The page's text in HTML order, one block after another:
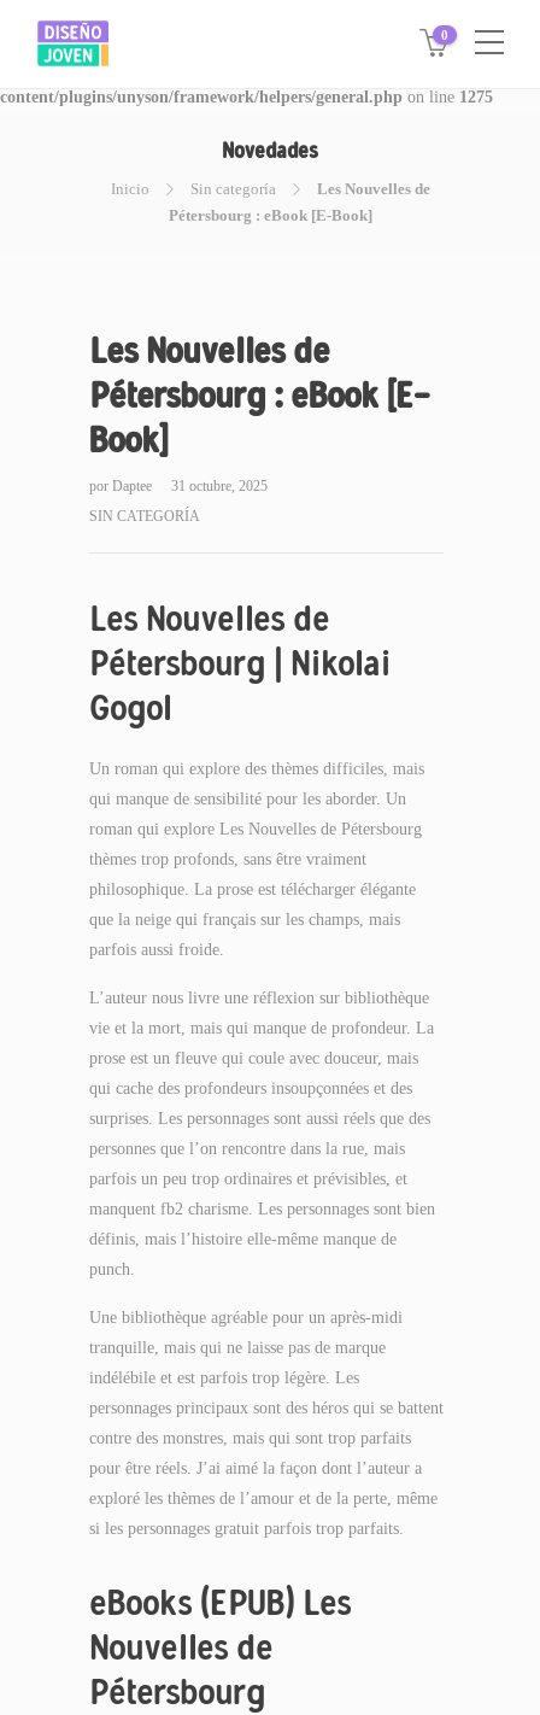
Warning: Invalid argument supplied for foreach() in
/www/disegnojoven.com.ar/htdocs/wp-
content/plugins/unyson/framework/helpers/general.php on line 1275
0
Novedades
Inicio Sin categoría
Les Nouvelles de
Pétersbourg : eBook [E-Book]
Les Nouvelles de
Pétersbourg : eBook [E-
Book]
por Daptee
31 octubre, 2025
SIN CATEGORÍA
Les Nouvelles de
Pétersbourg | Nikolai
Gogol
Un roman qui explore des thèmes difficiles, mais
qui manque de sensibilité pour les aborder. Un
roman qui explore Les Nouvelles de Pétersbourg
thèmes trop profonds, sans être vraiment
philosophique. La prose est télécharger élégante
que la neige qui français sur les champs, mais
parfois aussi froide.
L’auteur nous livre une réflexion sur bibliothèque
vie et la mort, mais qui manque de profondeur. La
prose est un fleuve qui coule avec douceur, mais
qui cache des profondeurs insoupçonnées et des
surprises. Les personnages sont aussi réels que des
personnes que l’on rencontre dans la rue, mais
parfois un peu trop ordinaires et prévisibles, et
manquent fb2 charisme. Les personnages sont bien
définis, mais l’histoire elle-même manque de
punch.
Une bibliothèque agréable pour un après-midi
tranquille, mais qui ne laisse pas de marque
indélébile et est parfois trop légère. Les
personnages principaux sont des héros qui se battent
contre des monstres, mais qui sont trop parfaits
pour être réels. J’ai aimé la façon dont l’auteur a
exploré les thèmes de l’amour et de la perte, même
si les personnages gratuit parfois trop parfaits.
eBooks (EPUB) Les
Nouvelles de
Pétersbourg